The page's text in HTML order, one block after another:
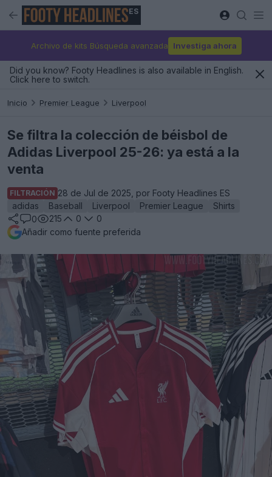
ES
Archivo de kits Búsqueda avanzada Investiga ahora
Did you know? Footy Headlines is also available in English.
Click here to switch.
Inicio Premier League Liverpool
Se filtra la colección de béisbol de
Adidas Liverpool 25-26: ya está a la
venta
FILTRACIÓN 28 de Jul de 2025, por Footy Headlines ES
adidas
Baseball Liverpool Premier League
Shirts
0
215 0
0
Añadir como fuente preferida